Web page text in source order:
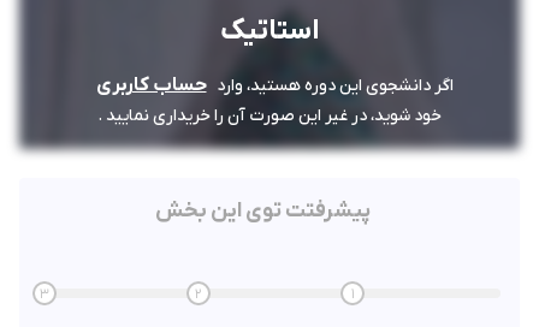
استاتیک
اگر دانشجوی این دوره هستید، وارد حساب کاربری
خود شوید، در غیر این صورت آن را خریداری نمایید .
پیشرفتت توی این بخش
1
2
3